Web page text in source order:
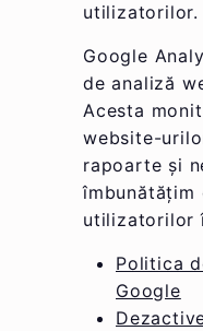
utilizatorilor.
Google
de analiză
Acesta
website-
rapoarte și
îmbunătățim
utilizatorilor
Politica
Google